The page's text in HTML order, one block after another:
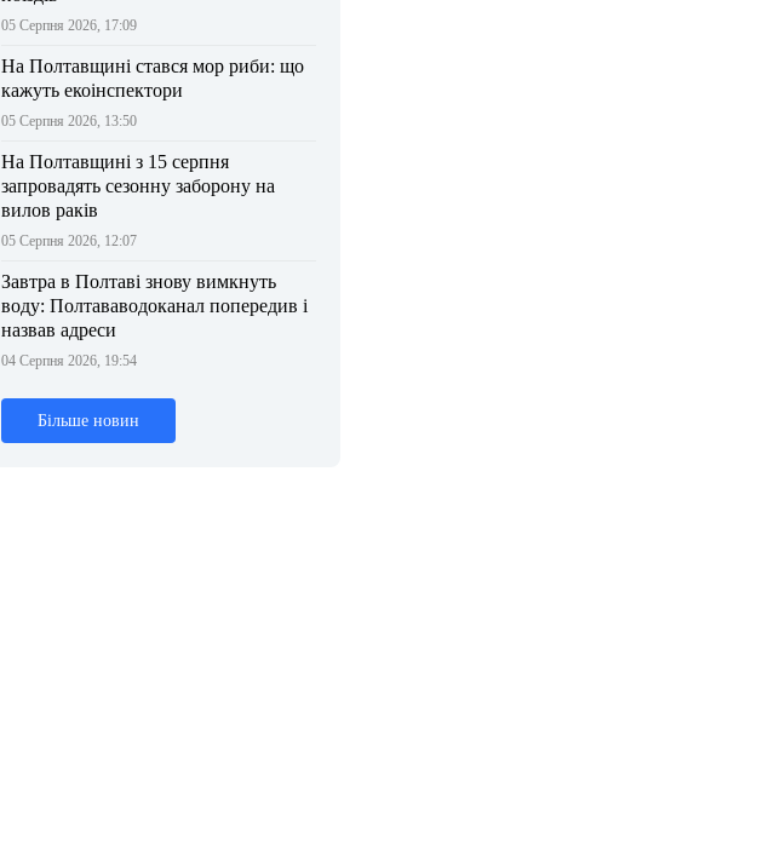
05 Серпня 2026, 17:09
На Полтавщині стався мор риби: що
кажуть екоінспектори
05 Серпня 2026, 13:50
На Полтавщині з 15 серпня
запровадять сезонну заборону на
вилов раків
05 Серпня 2026, 12:07
Завтра в Полтаві знову вимкнуть
воду: Полтававодоканал попередив і
назвав адреси
04 Серпня 2026, 19:54
Більше новин